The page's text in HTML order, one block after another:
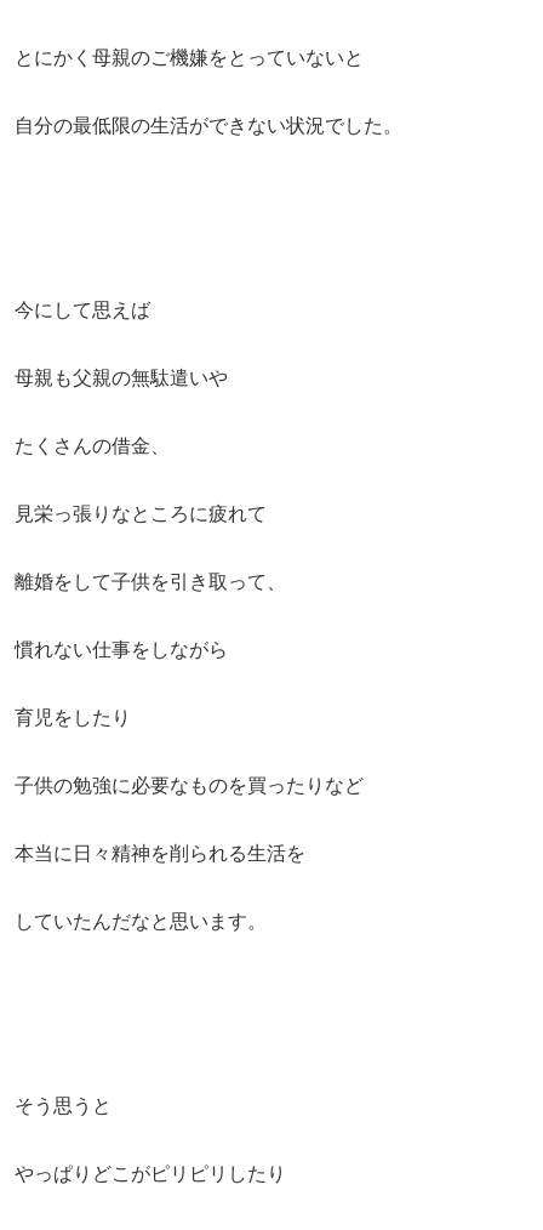
とにかく母親のご機嫌をとっていないと
自分の最低限の生活ができない状況でした。
今にして思えば
母親も父親の無駄遣いや
たくさんの借金、
見栄っ張りなところに疲れて
離婚をして子供を引き取って、
慣れない仕事をしながら
育児をしたり
子供の勉強に必要なものを買ったりなど
本当に日々精神を削られる生活を
していたんだなと思います。
そう思うと
やっぱりどこがピリピリしたり